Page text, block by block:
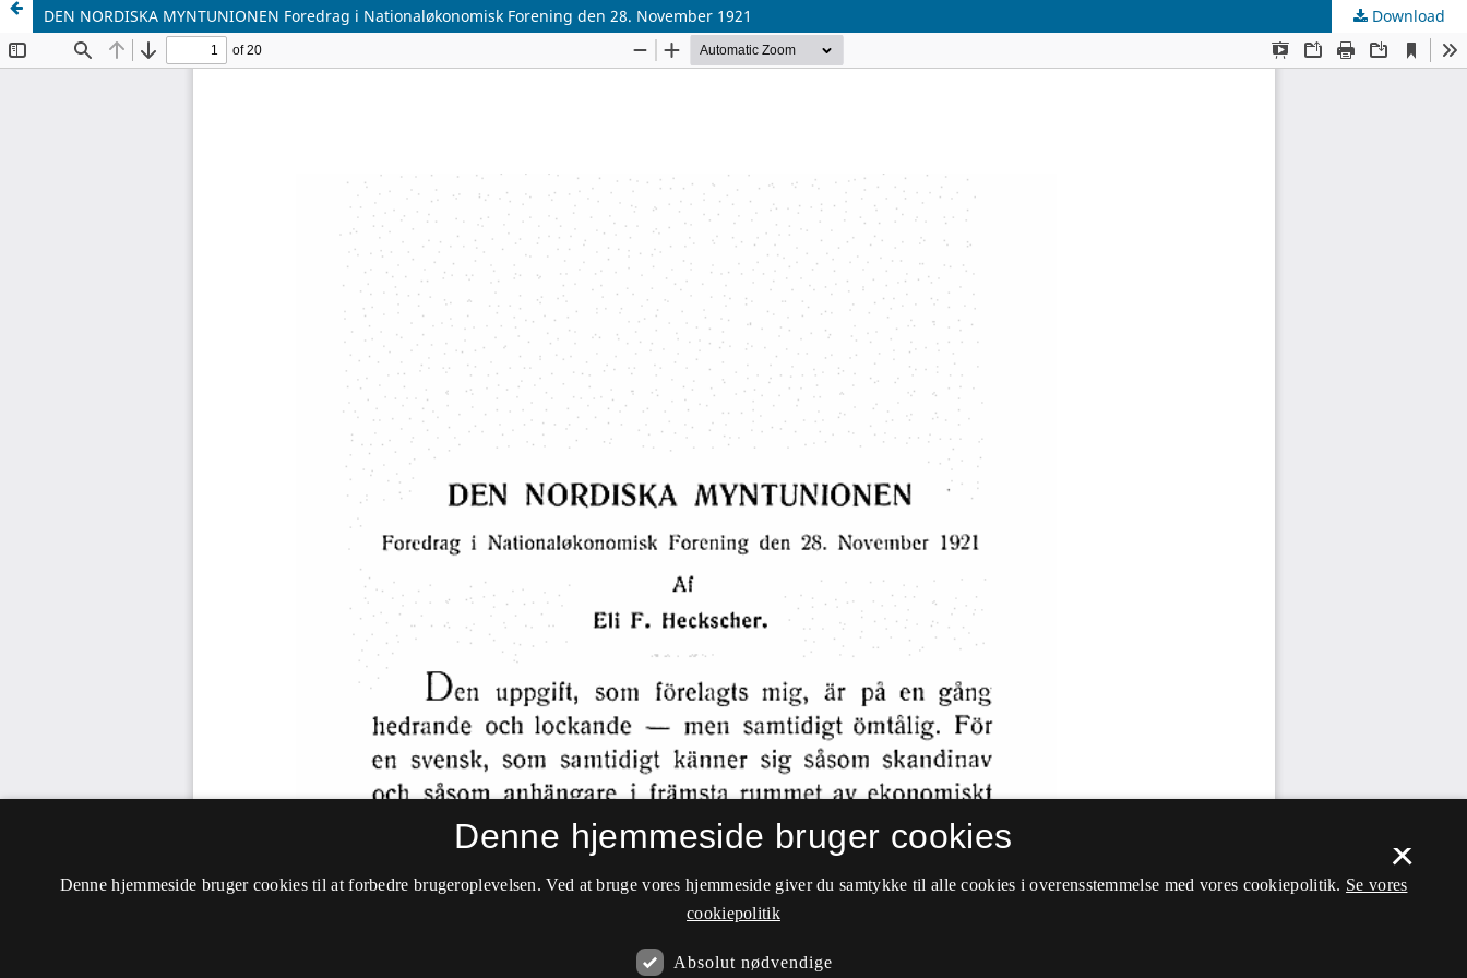
DEN NORDISKA MYNTUNIONEN Foredrag i Nationaløkonomisk Forening den 28. November 1921 Download
×
Denne hjemmeside bruger cookies
Denne hjemmeside bruger cookies til at forbedre brugeroplevelsen. Ved at bruge vores hjemmeside giver du samtykke til alle cookies i overensstemmelse med vores cookiepolitik. Se vores
cookiepolitik
Absolut nødvendige